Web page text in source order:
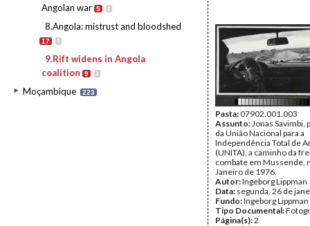
Angolan war 5 I
8.Angola: mistrust and bloodshed
17 I
9.Rift widens in Angola
coalition
9 I
Moçambique 223
Página(s):1
Pasta:07902.001.003
Assunto:Jonas Savimbi,
da União Nacional para a
Independência Total de
(UNITA), a caminho da
combate em Mussende,
Janeiro de 1976.
Autor:Ingeborg Lippman
Data: segunda, 26 de
Fundo:Ingeborg Lippman
Tipo Documental:
Página(s):2